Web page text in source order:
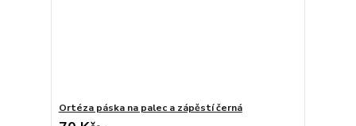
Ortéza páska na palec a zápěstí černá